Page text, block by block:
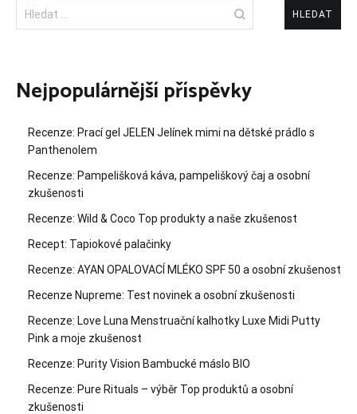
Vyhledávání
Nejpopulárnější příspěvky
Recenze: Prací gel JELEN Jelínek mimi na dětské prádlo s
Panthenolem
Recenze: Pampelišková káva, pampeliškový čaj a osobní
zkušenosti
Recenze: Wild & Coco Top produkty a naše zkušenost
Recept: Tapiokové palačinky
Recenze: AYAN OPALOVACÍ MLÉKO SPF 50 a osobní zkušenost
Recenze Nupreme: Test novinek a osobní zkušenosti
Recenze: Love Luna Menstruační kalhotky Luxe Midi Putty
Pink a moje zkušenost
Recenze: Purity Vision Bambucké máslo BIO
Recenze: Pure Rituals – výběr Top produktů a osobní
zkušenosti